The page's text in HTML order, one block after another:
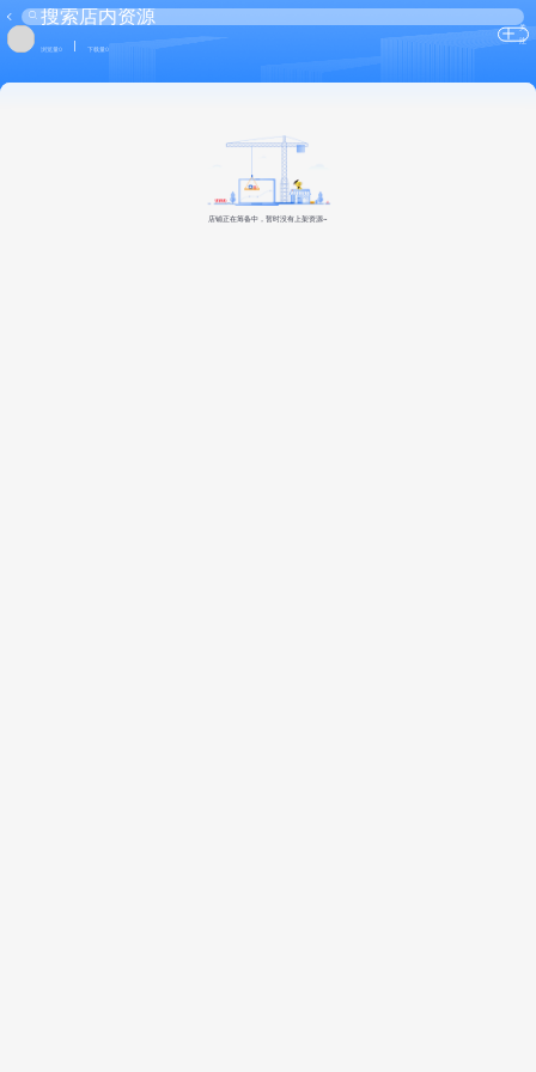
浏览量0 下载量0
关
注
店铺正在筹备中，暂时没有上架资源~